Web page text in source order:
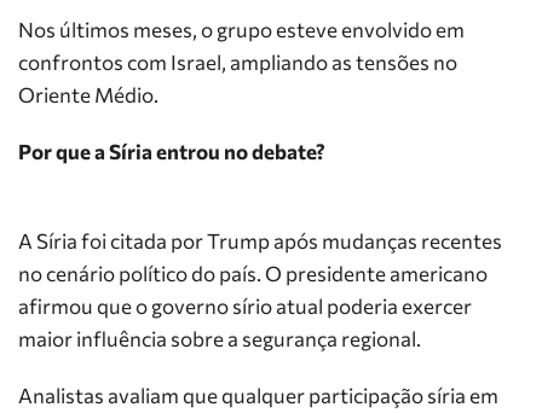
Nos últimos meses, o grupo esteve envolvido em
confrontos com Israel, ampliando as tensões no
Oriente Médio.
Por que a Síria entrou no debate?
A Síria foi citada por Trump após mudanças recentes
no cenário político do país. O presidente americano
afirmou que o governo sírio atual poderia exercer
maior influência sobre a segurança regional.
Analistas avaliam que qualquer participação síria em